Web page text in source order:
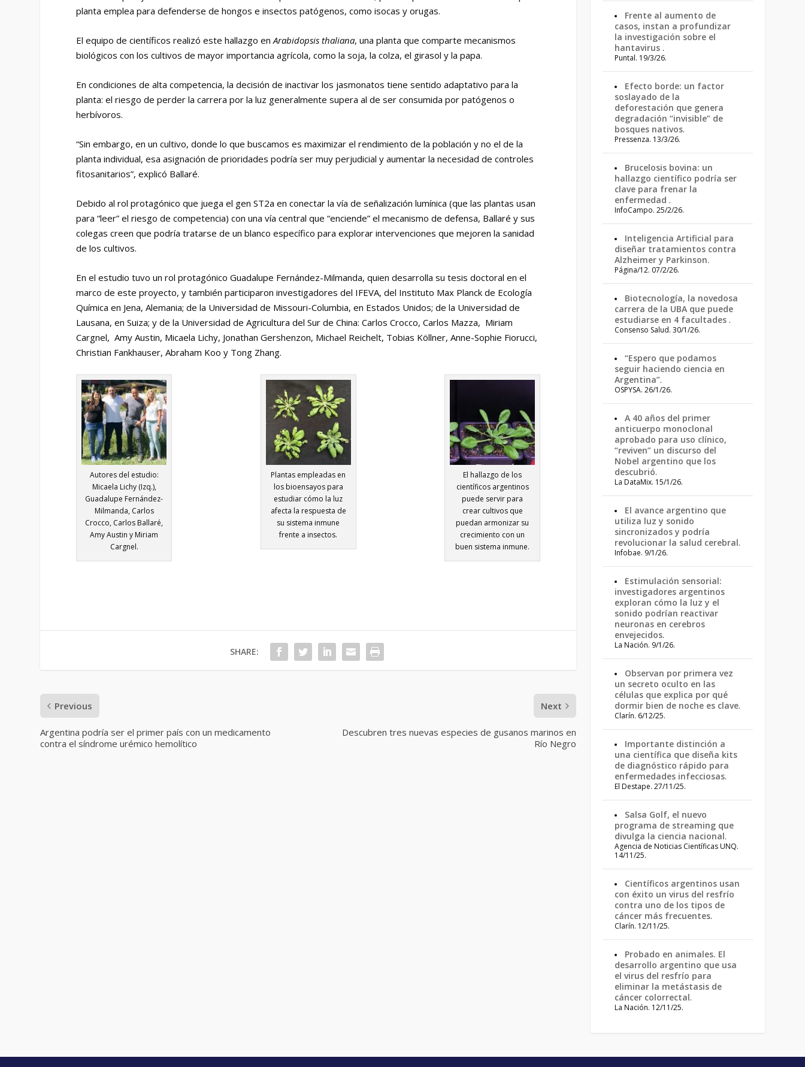
planta emplea para defenderse de hongos e insectos patógenos, como isocas y orugas.
El equipo de científicos realizó este hallazgo enArabidopsis thaliana, una planta que comparte mecanismos
biológicos con los cultivos de mayor importancia agrícola, como la soja, la colza, el girasol y la papa.
En condiciones de alta competencia, la decisión de inactivar los jasmonatos tiene sentido adaptativo para la
planta: el riesgo de perder la carrera por la luz generalmente supera al de ser consumida por patógenos o
herbívoros.
“Sin embargo, en un cultivo, donde lo que buscamos es maximizar el rendimiento de la población y no el de la
planta individual, esa asignación de prioridades podría ser muy perjudicial y aumentar la necesidad de controles
fitosanitarios”, explicó Ballaré.
Debido al rol protagónico que juega el gen ST2a en conectar la vía de señalización lumínica (que las plantas usan
para “leer” el riesgo de competencia) con una vía central que “enciende” el mecanismo de defensa, Ballaré y sus
colegas creen que podría tratarse de un blanco específico para explorar intervenciones que mejoren la sanidad
de los cultivos.
En el estudio tuvo un rol protagónico Guadalupe Fernández-Milmanda, quien desarrolla su tesis doctoral en el
marco de este proyecto, y también participaron investigadores del IFEVA, del Instituto Max Planck de Ecología
Química en Jena, Alemania; de la Universidad de Missouri-Columbia, en Estados Unidos; de la Universidad de
Lausana, en Suiza; y de la Universidad de Agricultura del Sur de China: Carlos Crocco, Carlos Mazza, Miriam
Cargnel, Amy Austin, Micaela Lichy, Jonathan Gershenzon, Michael Reichelt, Tobias Köllner, Anne-Sophie Fiorucci,
Christian Fankhauser, Abraham Koo y Tong Zhang.
Autores del estudio:
Micaela Lichy (Izq.),
Guadalupe Fernández-
Milmanda, Carlos
Crocco, Carlos Ballaré,
Amy Austin y Miriam
Cargnel.
El hallazgo de los
científicos argentinos
puede servir para
crear cultivos que
puedan armonizar su
crecimiento con un
buen sistema inmune.
Plantas empleadas en
los bioensayos para
estudiar cómo la luz
afecta la respuesta de
su sistema inmune
frente a insectos.
SHARE:
Previous
Argentina podría ser el primer país con un medicamento
contra el síndrome urémico hemolítico
Next
Descubren tres nuevas especies de gusanos marinos en
Río Negro
Frente al aumento de
casos, instan a profundizar
la investigación sobre el
hantavirus .
Puntal. 19/3/26.
Efecto borde: un factor
soslayado de la
deforestación que genera
degradación “invisible” de
bosques nativos.
Pressenza. 13/3/26.
Brucelosis bovina: un
hallazgo científico podría ser
clave para frenar la
enfermedad .
InfoCampo. 25/2/26.
Inteligencia Artificial para
diseñar tratamientos contra
Alzheimer y Parkinson.
Página/12. 07/2/26.
Biotecnología, la novedosa
carrera de la UBA que puede
estudiarse en 4 facultades .
Consenso Salud. 30/1/26.
“Espero que podamos
seguir haciendo ciencia en
Argentina”.
OSPYSA. 26/1/26.
A 40 años del primer
anticuerpo monoclonal
aprobado para uso clínico,
“reviven” un discurso del
Nobel argentino que los
descubrió.
La DataMix. 15/1/26.
El avance argentino que
utiliza luz y sonido
sincronizados y podría
revolucionar la salud cerebral.
Infobae. 9/1/26.
Estimulación sensorial:
investigadores argentinos
exploran cómo la luz y el
sonido podrían reactivar
neuronas en cerebros
envejecidos.
La Nación. 9/1/26.
Observan por primera vez
un secreto oculto en las
células que explica por qué
dormir bien de noche es clave.
Clarín. 6/12/25.
Importante distinción a
una científica que diseña kits
de diagnóstico rápido para
enfermedades infecciosas.
El Destape. 27/11/25.
Salsa Golf, el nuevo
programa de streaming que
divulga la ciencia nacional.
Agencia de Noticias Científicas UNQ.
14/11/25.
Científicos argentinos usan
con éxito un virus del resfrío
contra uno de los tipos de
cáncer más frecuentes.
Clarín. 12/11/25.
Probado en animales. El
desarrollo argentino que usa
el virus del resfrío para
eliminar la metástasis de
cáncer colorrectal.
La Nación. 12/11/25.